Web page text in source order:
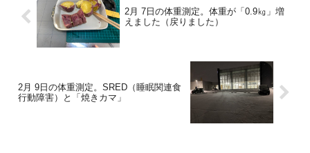
2月 7日の体重測定。体重が「0.9㎏」増
えました（戻りました）
2月 9日の体重測定。SRED（睡眠関連食
行動障害）と「焼きカマ」